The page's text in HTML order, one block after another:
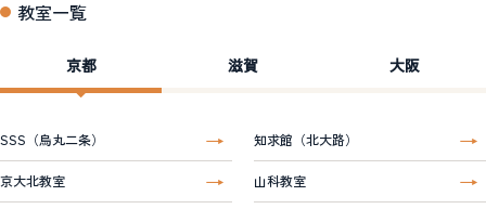
教室一覧
京都 滋賀 大阪
SSS（烏丸二条） 知求館（北大路）
京大北教室 山科教室